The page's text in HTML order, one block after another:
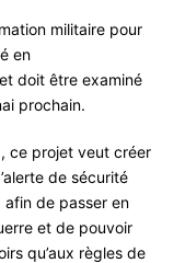
militaire pour
en
doit être examiné
prochain.
ce projet veut créer
de sécurité
afin de passer en
et de pouvoir
qu’aux règles de